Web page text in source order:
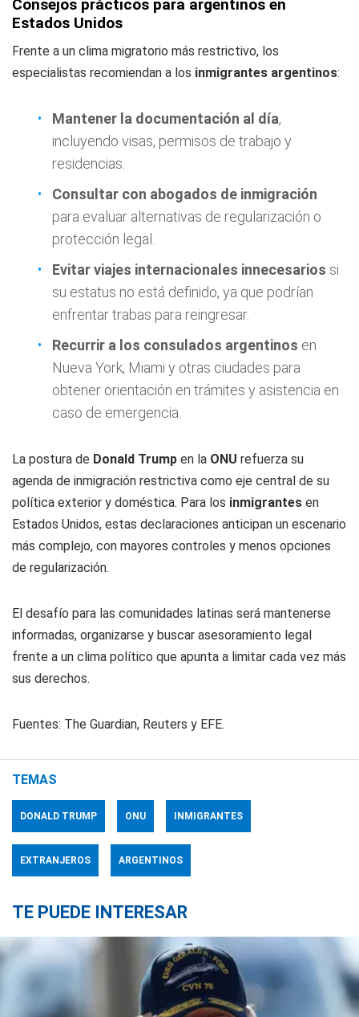
Consejos prácticos para argentinos en
Estados Unidos
Frente a un clima migratorio más restrictivo, los
especialistas recomiendan a los inmigrantes argentinos:
Mantener la documentación al día,
incluyendo visas, permisos de trabajo y
residencias.
Consultar con abogados de inmigración
para evaluar alternativas de regularización o
protección legal.
Evitar viajes internacionales innecesarios si
su estatus no está definido, ya que podrían
enfrentar trabas para reingresar.
Recurrir a los consulados argentinos en
Nueva York, Miami y otras ciudades para
obtener orientación en trámites y asistencia en
caso de emergencia.
La postura de Donald Trump en la ONU refuerza su
agenda de inmigración restrictiva como eje central de su
política exterior y doméstica. Para los inmigrantes en
Estados Unidos, estas declaraciones anticipan un escenario
más complejo, con mayores controles y menos opciones
de regularización.
El desafío para las comunidades latinas será mantenerse
informadas, organizarse y buscar asesoramiento legal
frente a un clima político que apunta a limitar cada vez más
sus derechos.
Fuentes: The Guardian, Reuters y EFE.
TEMAS
DONALD TRUMP ONU INMIGRANTES
EXTRANJEROS ARGENTINOS
TE PUEDE INTERESAR